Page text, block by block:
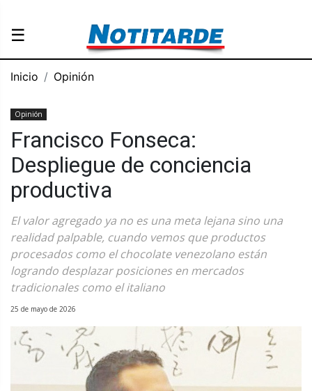
☰
Inicio Opinión
Opinión
Francisco Fonseca:
Despliegue de conciencia
productiva
El valor agregado ya no es una meta lejana sino una
realidad palpable, cuando vemos que productos
procesados ​​como el chocolate venezolano están
logrando desplazar posiciones en mercados
tradicionales como el italiano
25 de mayo de 2026